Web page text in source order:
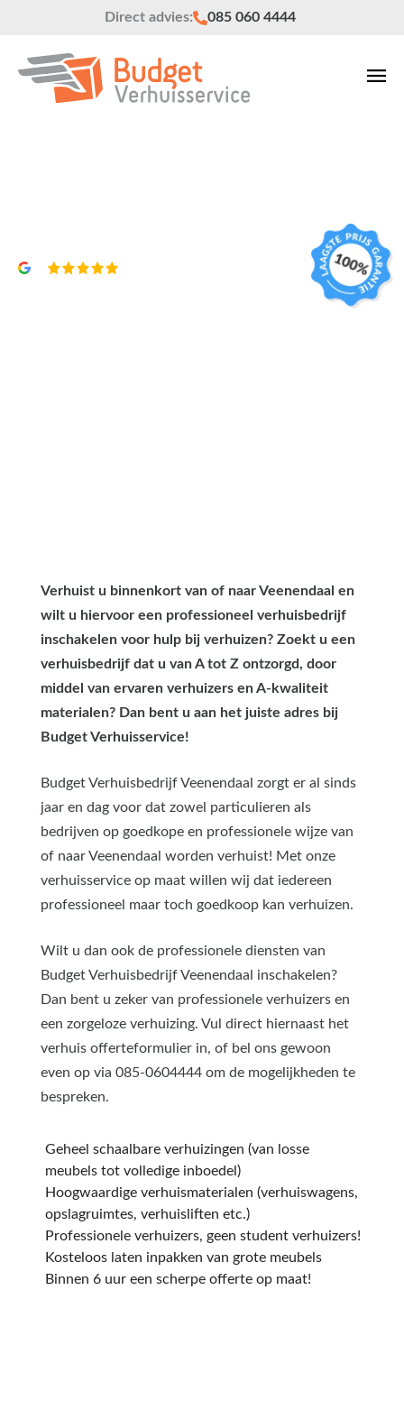
Direct advies: 085 060 4444
Verhuist u binnenkort van of naar Veenendaal en
wilt u hiervoor een professioneel verhuisbedrijf
inschakelen voor hulp bij verhuizen? Zoekt u een
verhuisbedrijf dat u van A tot Z ontzorgd, door
middel van ervaren verhuizers en A-kwaliteit
materialen? Dan bent u aan het juiste adres bij
Budget Verhuisservice!
Budget Verhuisbedrijf Veenendaal zorgt er al sinds
jaar en dag voor dat zowel particulieren als
bedrijven op goedkope en professionele wijze van
of naar Veenendaal worden verhuist! Met onze
verhuisservice op maat willen wij dat iedereen
professioneel maar toch goedkoop kan verhuizen.
Wilt u dan ook de professionele diensten van
Budget Verhuisbedrijf Veenendaal inschakelen?
Dan bent u zeker van professionele verhuizers en
een zorgeloze verhuizing. Vul direct hiernaast het
verhuis offerteformulier in, of bel ons gewoon
even op via 085-0604444 om de mogelijkheden te
bespreken.
Geheel schaalbare verhuizingen (van losse
meubels tot volledige inboedel)
Hoogwaardige verhuismaterialen (verhuiswagens,
opslagruimtes, verhuisliften etc.)
Professionele verhuizers, geen student verhuizers!
Kosteloos laten inpakken van grote meubels
Binnen 6 uur een scherpe offerte op maat!